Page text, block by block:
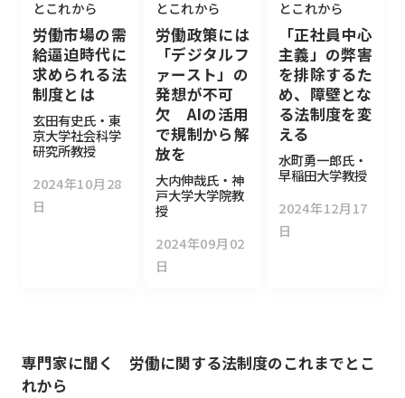
とこれから
労働市場の需
給逼迫時代に
求められる法
制度とは
玄田有史氏・東
京大学社会科学
研究所教授
2024年10月28
日
とこれから
労働政策には
「デジタルフ
ァースト」の
発想が不可
欠 AIの活用
で規制から解
放を
大内伸哉氏・神
戸大学大学院教
授
2024年09月02
日
とこれから
「正社員中心
主義」の弊害
を排除するた
め、障壁とな
る法制度を変
える
水町勇一郎氏・
早稲田大学教授
2024年12月17
日
専門家に聞く 労働に関する法制度のこれまでとこ
れから